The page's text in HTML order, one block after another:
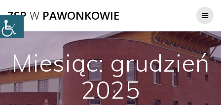
do
ZSP W PAWONKOWIE
Miesiąc: grudzień
2025